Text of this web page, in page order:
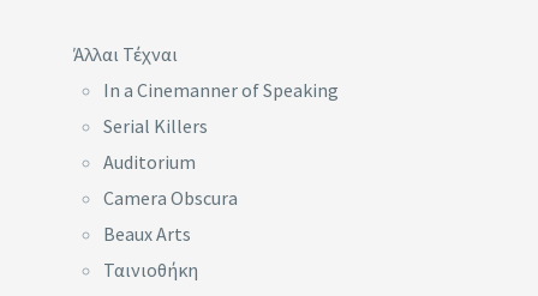
Άλλαι Τέχναι
In a Cinemanner of Speaking
Serial Killers
Auditorium
Camera Obscura
Beaux Arts
Ταινιοθήκη